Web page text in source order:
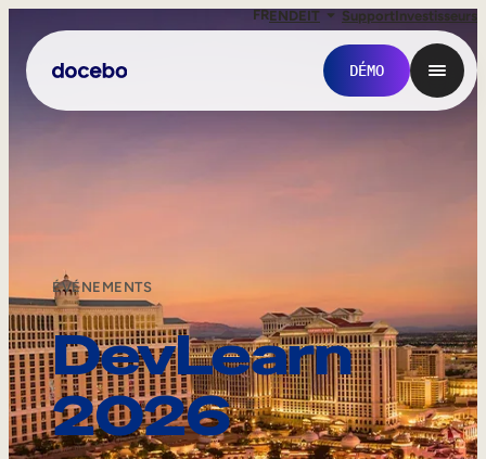
FRENDEIT SupportInvestisseurs
DÉMO
Formation interne
Onboarding des employés
ÉVÉNEMENTS
DevLearn
2026